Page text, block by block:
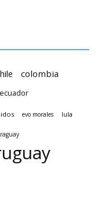
colombia
ecuador
evo morales lula